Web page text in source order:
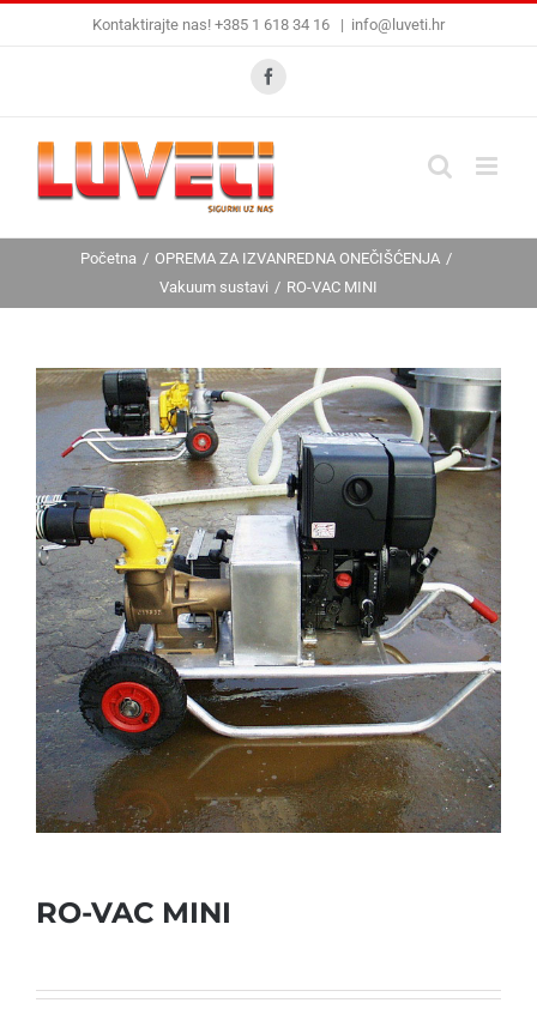
Kontaktirajte nas! +385 1 618 34 16 | info@luveti.hr
Facebook
Početna
OPREMA ZA IZVANREDNA ONEČIŠĆENJA
Vakuum sustavi
RO-VAC MINI
RO-VAC MINI